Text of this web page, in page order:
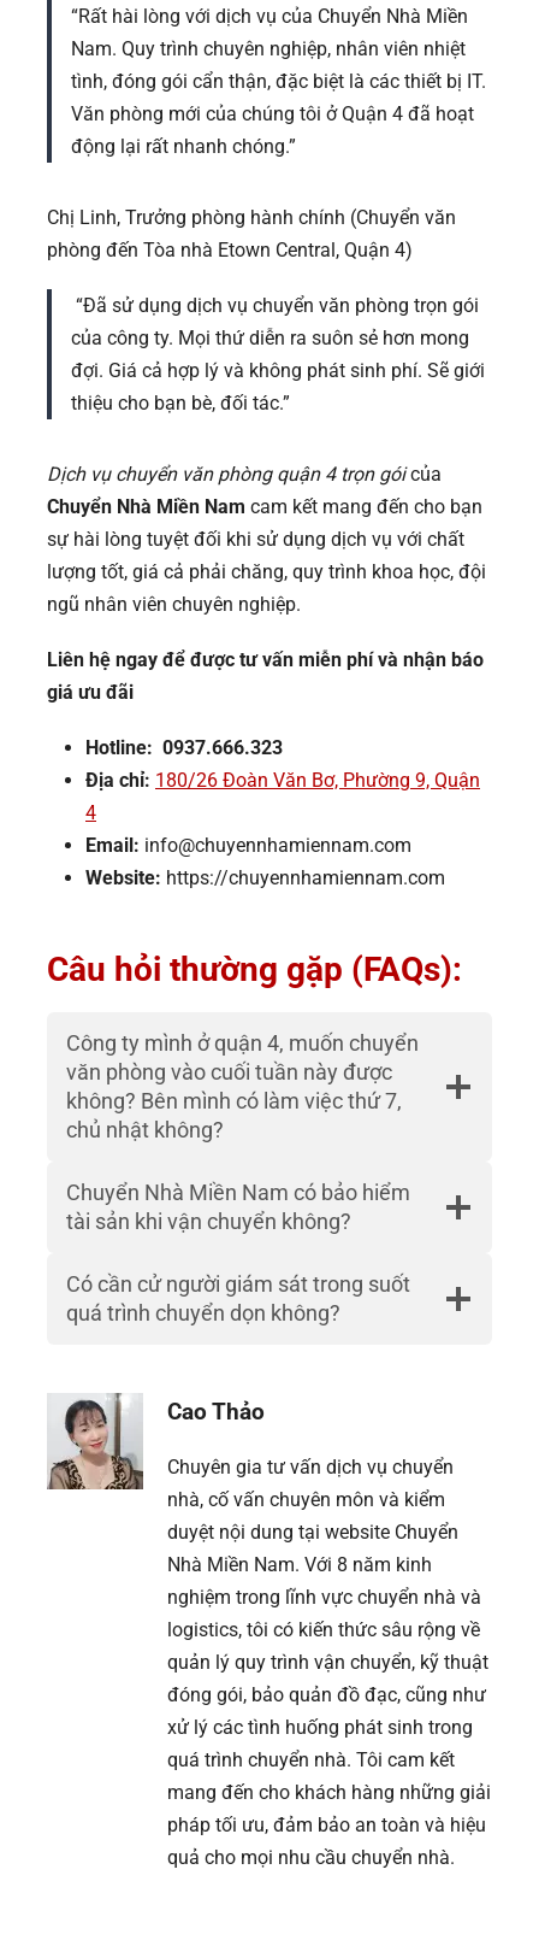
“Rất hài lòng với dịch vụ của Chuyển Nhà Miền
Nam. Quy trình chuyên nghiệp, nhân viên nhiệt
tình, đóng gói cẩn thận, đặc biệt là các thiết bị IT.
Văn phòng mới của chúng tôi ở Quận 4 đã hoạt
động lại rất nhanh chóng.”
Chị Linh, Trưởng phòng hành chính (Chuyển văn
phòng đến Tòa nhà Etown Central, Quận 4)
“Đã sử dụng dịch vụ chuyển văn phòng trọn gói
của công ty. Mọi thứ diễn ra suôn sẻ hơn mong
đợi. Giá cả hợp lý và không phát sinh phí. Sẽ giới
thiệu cho bạn bè, đối tác.”
Dịch vụ chuyển văn phòng quận 4 trọn góicủa
Chuyển Nhà Miền Nam cam kết mang đến cho bạn
sự hài lòng tuyệt đối khi sử dụng dịch vụ với chất
lượng tốt, giá cả phải chăng, quy trình khoa học, đội
ngũ nhân viên chuyên nghiệp.
Liên hệ ngay để được tư vấn miễn phí và nhận báo
giá ưu đãi
Hotline: 0937.666.323
Địa chỉ: 180/26 Đoàn Văn Bơ, Phường 9, Quận
4
Email: info@chuyennhamiennam.com
Website: https://chuyennhamiennam.com
Câu hỏi thường gặp (FAQs):
Công ty mình ở quận 4, muốn chuyển
văn phòng vào cuối tuần này được
không? Bên mình có làm việc thứ 7,
chủ nhật không?
Chuyển Nhà Miền Nam có bảo hiểm
tài sản khi vận chuyển không?
Có cần cử người giám sát trong suốt
quá trình chuyển dọn không?
Cao Thảo
Chuyên gia tư vấn dịch vụ chuyển
nhà, cố vấn chuyên môn và kiểm
duyệt nội dung tại website Chuyển
Nhà Miền Nam. Với 8 năm kinh
nghiệm trong lĩnh vực chuyển nhà và
logistics, tôi có kiến thức sâu rộng về
quản lý quy trình vận chuyển, kỹ thuật
đóng gói, bảo quản đồ đạc, cũng như
xử lý các tình huống phát sinh trong
quá trình chuyển nhà. Tôi cam kết
mang đến cho khách hàng những giải
pháp tối ưu, đảm bảo an toàn và hiệu
quả cho mọi nhu cầu chuyển nhà.